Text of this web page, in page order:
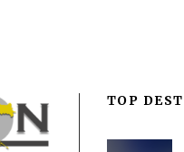
TOP